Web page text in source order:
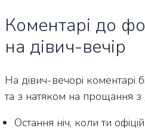
Коментарі до
на дівич-вечір
На дівич-вечорі коментарі
та з натяком на прощання з
Остання ніч, коли ти